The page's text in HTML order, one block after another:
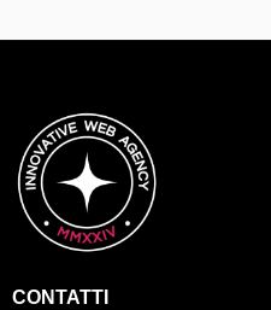
CONTATTI